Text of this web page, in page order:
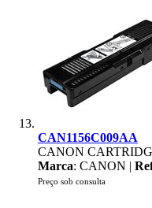
CAN1156C009AA
CANON
Marca: CANON |
Preço sob consulta